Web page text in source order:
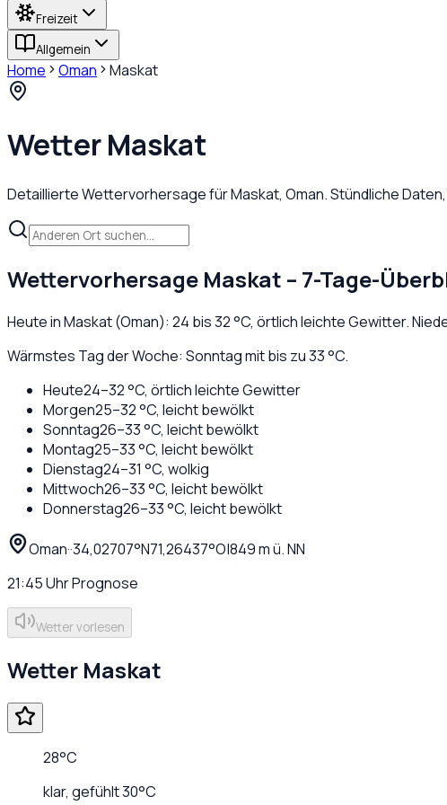
Freizeit
Allgemein
Home Oman Maskat
WetterMaskat
Detaillierte Wettervorhersage fürMaskat, Oman. Stündliche
Wettervorhersage Maskat – 7-Tage-
Heute inMaskat(Oman): 24 bis32°C, örtlich leichte Gewitter.
Wärmstes Tag der Woche: Sonntag mit bis zu 33 °C.
Heute24–32°C, örtlich leichte Gewitter
Morgen25–32°C, leicht bewölkt
Sonntag26–33°C, leicht bewölkt
Montag25–33°C, leicht bewölkt
Dienstag24–31 °C, wolkig
Mittwoch26–33°C, leicht bewölkt
Donnerstag26–33°C, leicht bewölkt
Oman··34,02707°N71,26437°O|849m ü. NN
21:45UhrPrognose
Wetter vorlesen
Wetter Maskat
28°C
klar, gefühlt30°C